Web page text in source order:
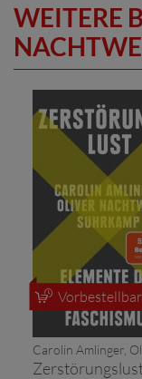
WEITERE
Vorbestellbar
Carolin Amlinger,